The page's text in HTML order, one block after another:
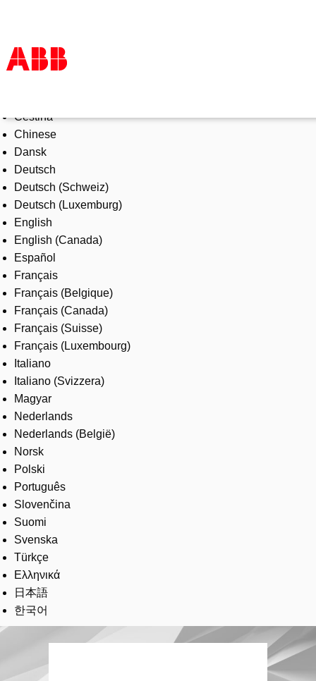
Products & Solutions
Industries
Services
About us
Where to buy
Contact us
Careers
Čeština
Chinese
Dansk
Deutsch
Deutsch (Schweiz)
Deutsch (Luxemburg)
English
English (Canada)
Español
Français
Français (Belgique)
Français (Canada)
Français (Suisse)
Français (Luxembourg)
Italiano
Italiano (Svizzera)
Magyar
Nederlands
Nederlands (België)
Norsk
Polski
Português
Slovenčina
Suomi
Svenska
Türkçe
Ελληνικά
日本語
한국어